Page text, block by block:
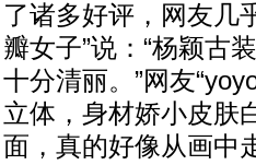
了诸多好评，网友几
瓣女子”说：“杨颖古
十分清丽。”网友
立体，身材娇小皮肤
面，真的好像从画中